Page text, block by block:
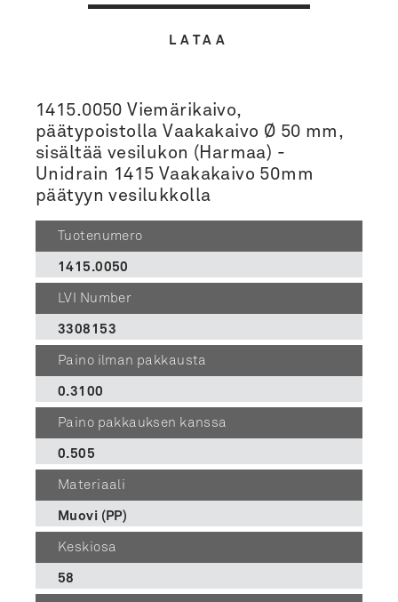
LATAA
1415.0050 Viemärikaivo,
päätypoistolla Vaakakaivo Ø 50 mm,
sisältää vesilukon (Harmaa) -
Unidrain 1415 Vaakakaivo 50mm
päätyyn vesilukkolla
Tuotenumero
1415.0050
LVI Number
3308153
Paino ilman pakkausta
0.3100
Paino pakkauksen kanssa
0.505
Materiaali
Muovi (PP)
Keskiosa
58